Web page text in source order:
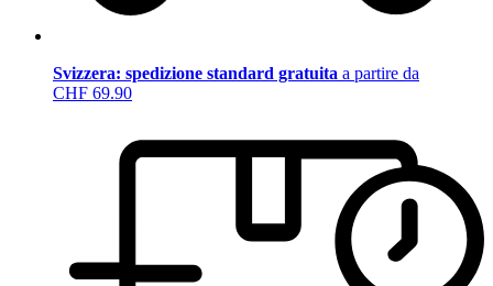
Svizzera: spedizione standard gratuita a partire da
CHF 69.90